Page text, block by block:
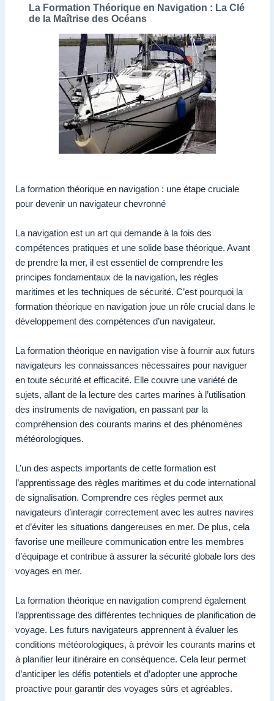
La Formation Théorique en Navigation : La Clé
de la Maîtrise des Océans
La formation théorique en navigation : une étape cruciale
pour devenir un navigateur chevronné
La navigation est un art qui demande à la fois des
compétences pratiques et une solide base théorique. Avant
de prendre la mer, il est essentiel de comprendre les
principes fondamentaux de la navigation, les règles
maritimes et les techniques de sécurité. C’est pourquoi la
formation théorique en navigation joue un rôle crucial dans le
développement des compétences d’un navigateur.
La formation théorique en navigation vise à fournir aux futurs
navigateurs les connaissances nécessaires pour naviguer
en toute sécurité et efficacité. Elle couvre une variété de
sujets, allant de la lecture des cartes marines à l’utilisation
des instruments de navigation, en passant par la
compréhension des courants marins et des phénomènes
météorologiques.
L’un des aspects importants de cette formation est
l’apprentissage des règles maritimes et du code international
de signalisation. Comprendre ces règles permet aux
navigateurs d’interagir correctement avec les autres navires
et d’éviter les situations dangereuses en mer. De plus, cela
favorise une meilleure communication entre les membres
d’équipage et contribue à assurer la sécurité globale lors des
voyages en mer.
La formation théorique en navigation comprend également
l’apprentissage des différentes techniques de planification de
voyage. Les futurs navigateurs apprennent à évaluer les
conditions météorologiques, à prévoir les courants marins et
à planifier leur itinéraire en conséquence. Cela leur permet
d’anticiper les défis potentiels et d’adopter une approche
proactive pour garantir des voyages sûrs et agréables.